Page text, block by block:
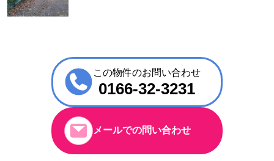
この物件のお問い合わせ
0166-32-3231
メールでの問い合わせ